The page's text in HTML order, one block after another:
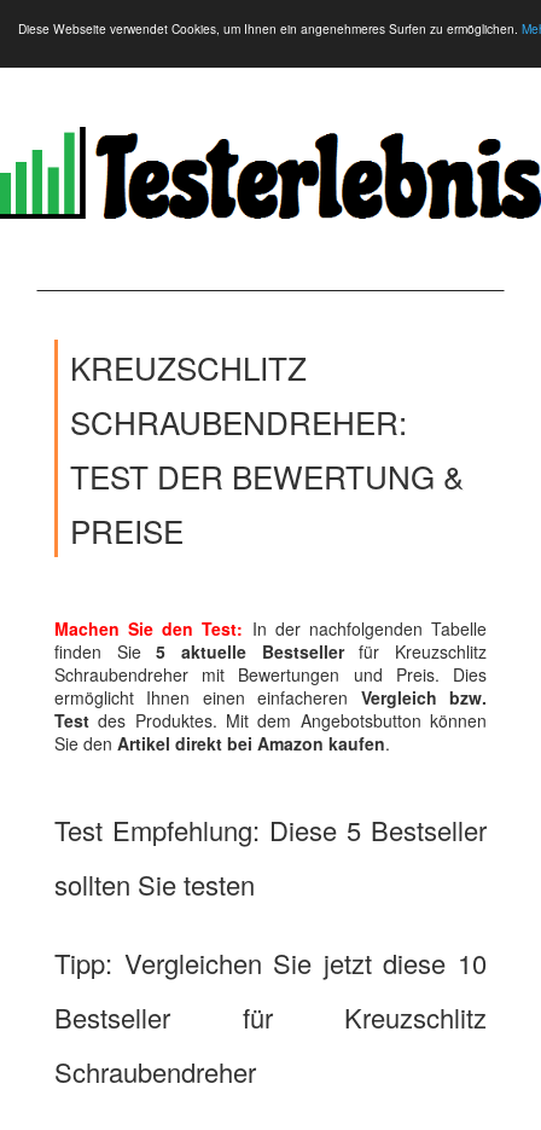
Diese Webseite verwendet Cookies, um Ihnen ein angenehmeres Surfen zu ermöglichen.
KREUZSCHLITZ
SCHRAUBENDREHER:
TEST DER BEWERTUNG &
PREISE
Machen Sie den Test: In der nachfolgenden Tabelle
finden Sie5 aktuelle Bestsellerfür Kreuzschlitz
Schraubendreher mit Bewertungen und Preis. Dies
ermöglicht Ihnen einen einfacheren Vergleich bzw.
Test des Produktes. Mit dem Angebotsbutton können
Sie den Artikel direkt bei Amazon kaufen.
Test Empfehlung: Diese 5 Bestseller
sollten Sie testen
Tipp: Vergleichen Sie jetzt diese 10
Bestseller für Kreuzschlitz
Schraubendreher